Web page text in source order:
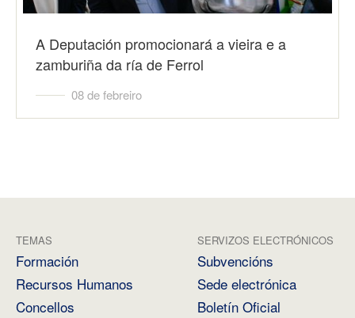
A Deputación promocionará a vieira e a
zamburiña da ría de Ferrol
08 de febreiro
TEMAS
Formación
Recursos Humanos
Concellos
SERVIZOS ELECTRÓNICOS
Subvencións
Sede electrónica
Boletín Oficial